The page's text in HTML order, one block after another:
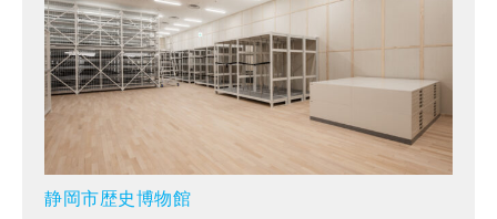
静岡市歴史博物館